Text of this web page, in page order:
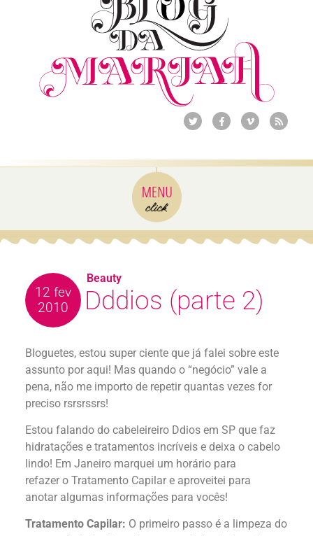
12 fev
2010
Dddios (parte 2)
Bloguetes, estou super ciente que já falei sobre este
assunto por aqui! Mas quando o “negócio” vale a
pena, não me importo de repetir quantas vezes for
preciso rsrsrssrs!
Estou falando do cabeleireiro Ddios em SP que faz
hidratações e tratamentos incríveis e deixa o cabelo
lindo! Em Janeiro marquei um horário para
refazer o Tratamento Capilar e aproveitei para
anotar algumas informações para vocês!
Tratamento Capilar: O primeiro passo é a limpeza do
Beauty